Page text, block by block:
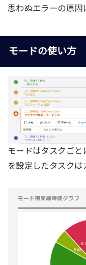
思わぬエラーの原因
モードの使い方
モードはタスクごと
を設定したタスクは